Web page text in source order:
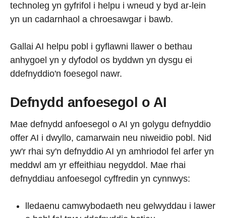
technoleg yn gyfrifol i helpu i wneud y byd ar-lein
yn un cadarnhaol a chroesawgar i bawb.
Gallai AI helpu pobl i gyflawni llawer o bethau
anhygoel yn y dyfodol os byddwn yn dysgu ei
ddefnyddio'n foesegol nawr.
Defnydd anfoesegol o AI
Mae defnydd anfoesegol o AI yn golygu defnyddio
offer AI i dwyllo, camarwain neu niweidio pobl. Nid
yw'r rhai sy'n defnyddio AI yn amhriodol fel arfer yn
meddwl am yr effeithiau negyddol. Mae rhai
defnyddiau anfoesegol cyffredin yn cynnwys:
lledaenu camwybodaeth neu gelwyddau i lawer